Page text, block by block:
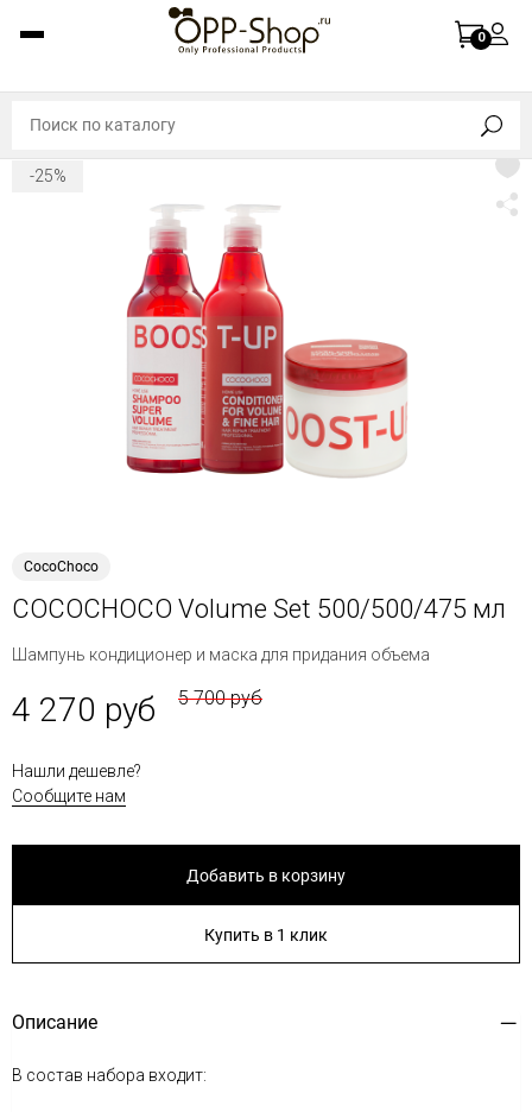
0
-25%
CocoChoco
COCOCHOCO Volume Set 500/500/475 мл
Шампунь кондиционер и маска для придания объема
4 270 руб 5 700 руб
Нашли дешевле?
Сообщите нам
Добавить в корзину
Купить в 1 клик
Описание
В состав набора входит: